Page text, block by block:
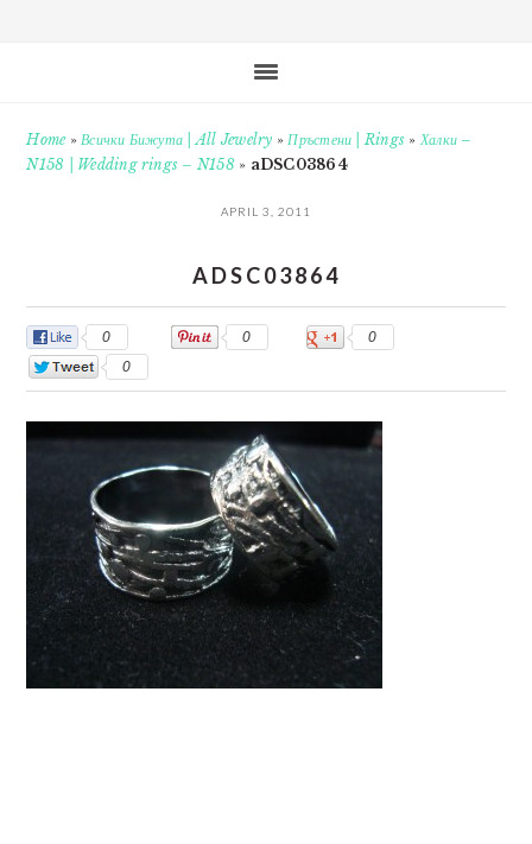
Home»Всички Бижута | All Jewelry »Пръстени | Rings »Халки –
N158 | Wedding rings – N158 » aDSC03864
APRIL 3, 2011
ADSC03864
0 0
0
0